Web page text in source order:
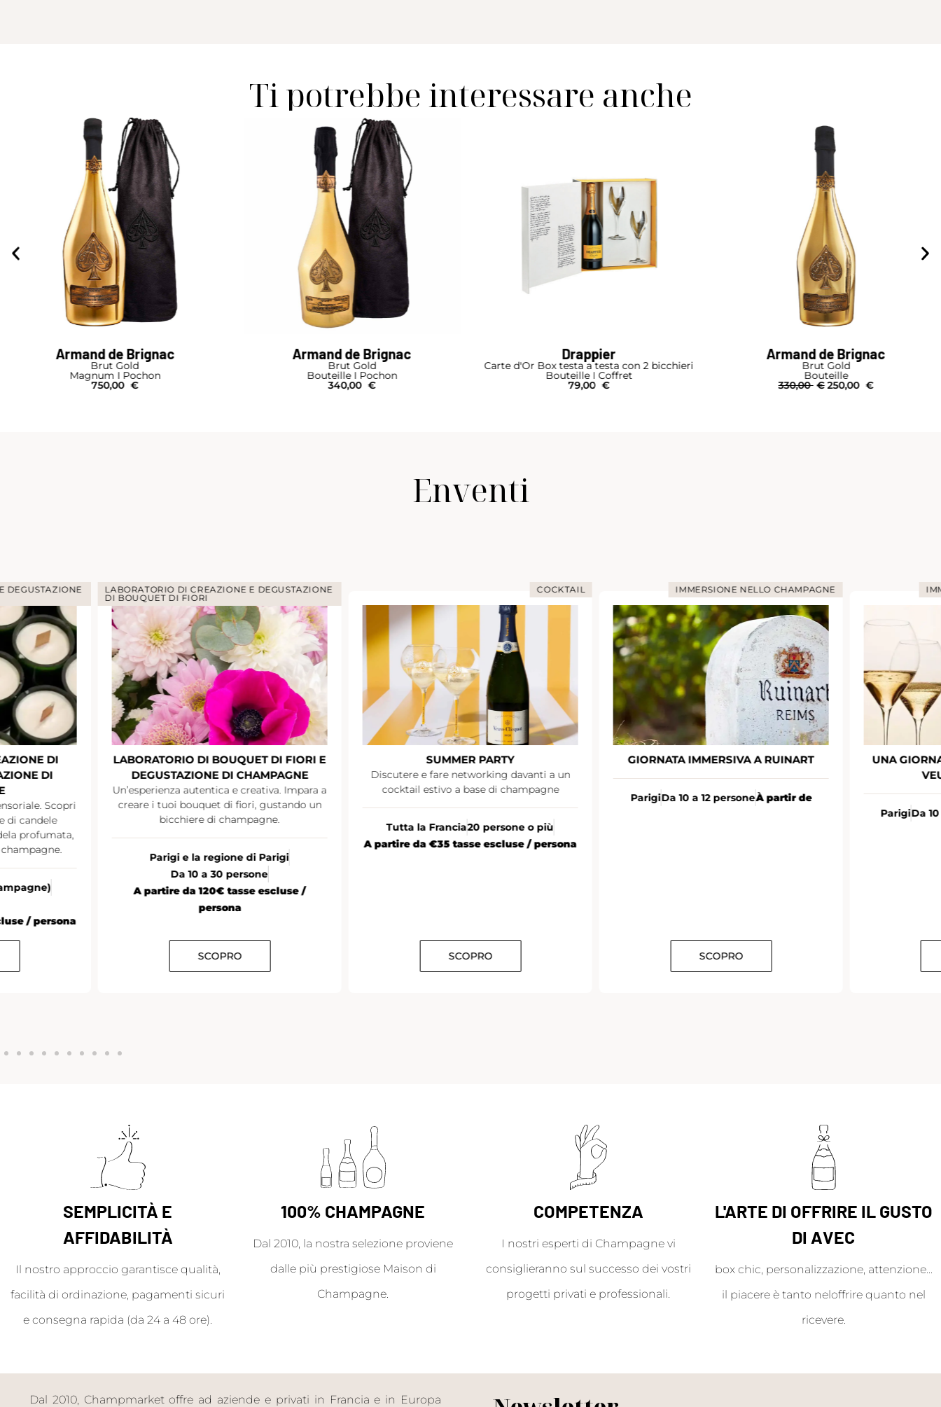
Ti potrebbe interessare anche
Armand de Brignac
Brut Gold
Bouteille I Pochon
340,00
Drappier
Carte d'Or Box testa a testa con 2 bicchieri
Bouteille I Coffret
79,00
Armand de Brignac
Brut Gold
Bouteille
330,00 €
Alexandre Bonnet
Rosé
Bouteille
51,00 €
Enventi
DEGUSTAZIONE
DI
DI
Scopri
di candele
profumata,
/ persona
LABORATORIO DI CREAZIONE E DEGUSTAZIONE
DI BOUQUET DI FIORI
LABORATORIO DI BOUQUET DI FIORI E
DEGUSTAZIONE DI CHAMPAGNE
Un’esperienza autentica e creativa. Impara a
creare i tuoi bouquet di fiori, gustando un
bicchiere di champagne.
Parigi e la regione di Parigi
Da 10 a 30 persone
A partire da 120€ tasse escluse /
persona
SCOPRO
COCKTAIL
SUMMER PARTY
Discutere e fare networking davanti a un
cocktail estivo a base di champagne
Tutta la Francia20 persone o più
A partire da €35 tasse escluse / persona
SCOPRO
IMMERSIONE NELLO CHAMPAGNE
GIORNATA IMMERSIVA A RUINART
ParigiDa 10 a 12 personeÀ partir de
SCOPRO
UNA
ParigiDa
SEMPLICITÀ E
AFFIDABILITÀ
Il nostro approccio garantisce qualità,
facilità di ordinazione, pagamenti sicuri
e consegna rapida (da 24 a 48 ore).
100% CHAMPAGNE
Dal 2010, la nostra selezione proviene
dalle più prestigiose Maison di
Champagne.
COMPETENZA
I nostri esperti di Champagne vi
consiglieranno sul successo dei vostri
progetti privati e professionali.
L'ARTE DI OFFRIRE IL GUSTO
DI AVEC
box chic, personalizzazione, attenzione...
il piacere è tanto neloffrire quanto nel
ricevere.
Dal 2010, Champmarket offre ad aziende e privati in Francia e in Europa